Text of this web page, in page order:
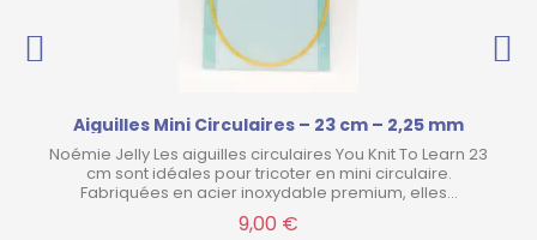
Aiguilles Mini Circulaires – 23 cm – 2,25 mm
Noémie Jelly Les aiguilles circulaires You Knit To Learn 23
cm sont idéales pour tricoter en mini circulaire.
Fabriquées en acier inoxydable premium, elles…
9,00 €